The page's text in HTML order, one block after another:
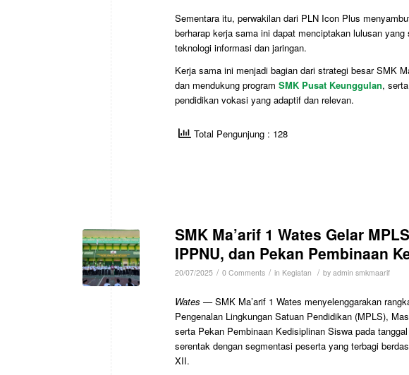
Sementara itu, perwakilan dari PLN Icon Plus
berharap kerja sama ini dapat menciptakan lulusan
teknologi informasi dan jaringan.
Kerja sama ini menjadi bagian dari strategi besar SMK
dan mendukung program SMK Pusat Keunggulan,
pendidikan vokasi yang adaptif dan relevan.
Total Pengunjung : 128
SMK Ma’arif 1 Wates Gelar
IPPNU, dan Pekan Pembinaan
20/07/2025 / 0 Comments / in Kegiatan / by admin smkmaarif
Wates —SMK Ma’arif 1 Wates menyelenggarakan
Pengenalan Lingkungan Satuan Pendidikan (MPLS),
serta Pekan Pembinaan Kedisiplinan Siswa pada
serentak dengan segmentasi peserta yang terbagi
XII.